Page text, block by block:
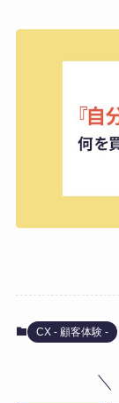
CX - 顧客体験 -